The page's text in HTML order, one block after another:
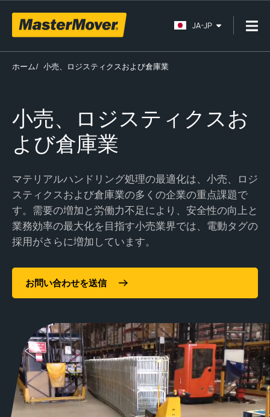
JA-JP
ホーム/ 小売、ロジスティクスおよび倉庫業
小売、ロジスティクスお
よび倉庫業
マテリアルハンドリング処理の最適化は、小売、ロジ
スティクスおよび倉庫業の多くの企業の重点課題で
す。需要の増加と労働力不足により、安全性の向上と
業務効率の最大化を目指す小売業界では、電動タグの
採用がさらに増加しています。
お問い合わせを送信